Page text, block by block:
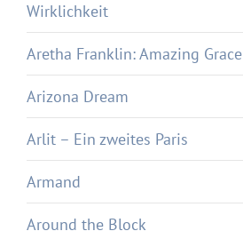
Wirklichkeit
Aretha Franklin: Amazing Grace
Arizona Dream
Arlit – Ein zweites Paris
Armand
Around the Block